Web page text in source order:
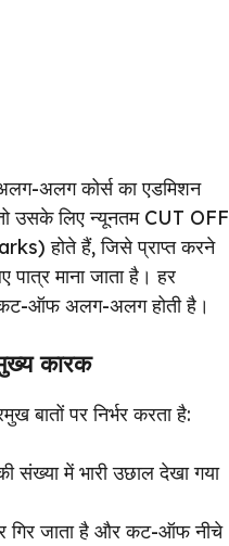
अलग कोर्स का एडमिशन
उसके लिए न्यूनतम CUT OFF
होते हैं, जिसे प्राप्त करने
पात्र माना जाता है। हर
ऑफ अलग-अलग होती है।
कारक
बातों पर निर्भर करता है:
संख्या में भारी उछाल देखा गया
गिर जाता है और कट-ऑफ नीचे